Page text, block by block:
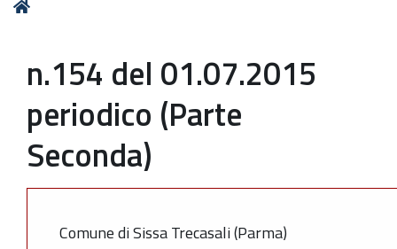
n.154 del 01.07.2015
periodico (Parte
Seconda)
Comune di Sissa Trecasali (Parma)